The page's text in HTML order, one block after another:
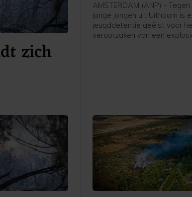
zich
AMSTERDAM (ANP) -
jarige jongen uit Uithoorn is
jeugddetentie geëist voor
veroorzaken van een